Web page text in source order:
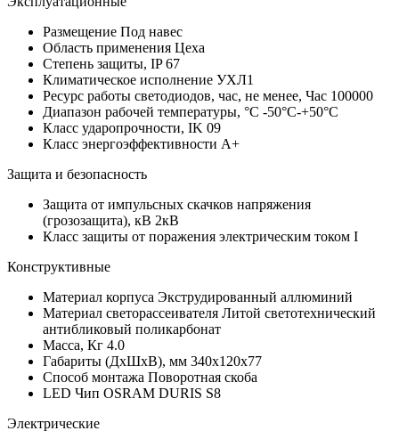
Размещение Под навес
Область применения Цеха
Степень защиты, IP67
Климатическое исполнение УХЛ1
Ресурс работы светодиодов, час, не менее, Час 100000
Диапазон рабочей температуры, °С -50°C-+50°C
Класс ударопрочности, IK 09
Класс энергоэффективности A+
Защита и безопасность
Защита от импульсных скачков напряжения
(грозозащита), кВ 2кВ
Класс защиты от поражения электрическим током I
Конструктивные
Материал корпуса Экструдированный аллюминий
Материал светорассеивателя Литой светотехнический
антибликовый поликарбонат
Масса, Кг 4.0
Габариты (ДхШхВ), мм 340х120х77
Способ монтажа Поворотная скоба
LED Чип OSRAM DURIS S8
Электрические